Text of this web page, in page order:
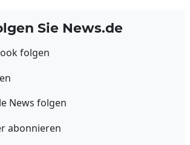
Sie News.de
folgen
News folgen
abonnieren